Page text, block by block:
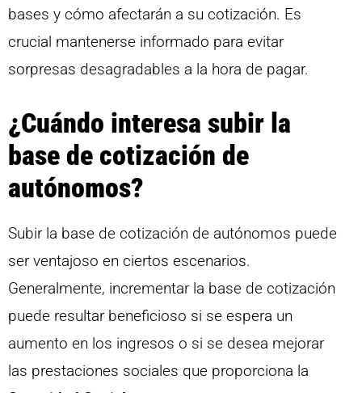
bases y cómo afectarán a su cotización. Es
crucial mantenerse informado para evitar
sorpresas desagradables a la hora de pagar.
¿Cuándo interesa subir la
base de cotización de
autónomos?
Subir la base de cotización de autónomos puede
ser ventajoso en ciertos escenarios.
Generalmente, incrementar la base de cotización
puede resultar beneficioso si se espera un
aumento en los ingresos o si se desea mejorar
las prestaciones sociales que proporciona la